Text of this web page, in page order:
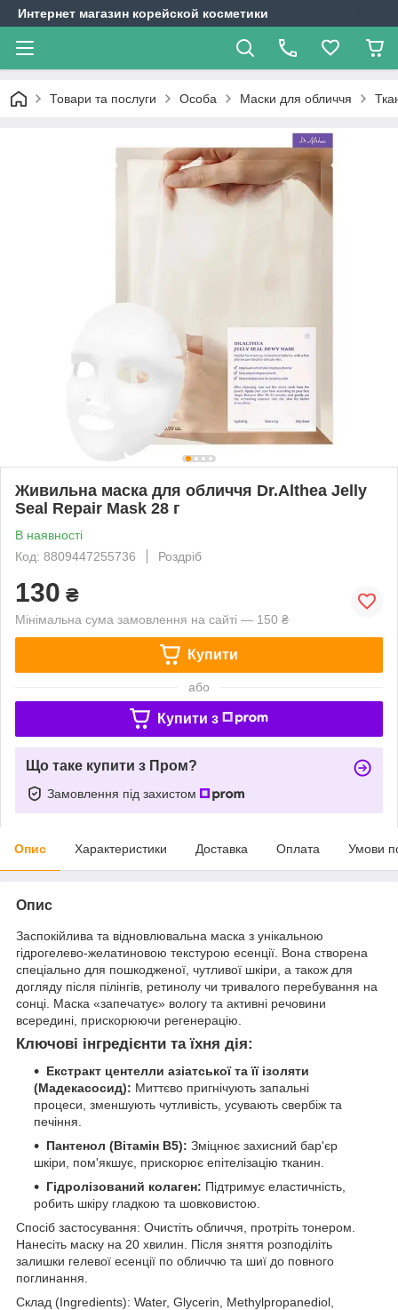
Интернет магазин корейской косметики
Товари та послуги Особа Маски для обличчя
Живильна маска для обличчя Dr.Althea Jelly
Seal Repair Mask 28 г
В наявності
Код: 8809447255736
Роздріб
130 ₴
Мінімальна сума замовлення на сайті — 150 ₴
Купити
або
Купити з
Що таке купити з Пром?
Замовлення під захистом
Опис Характеристики Доставка Оплата Умови
Опис
Заспокійлива та відновлювальна маска з унікальною
гідрогелево-желатиновою текстурою есенції. Вона створена
спеціально для пошкодженої, чутливої шкіри, а також для
догляду після пілінгів, ретинолу чи тривалого перебування на
сонці. Маска «запечатує» вологу та активні речовини
всередині, прискорюючи регенерацію.
Ключові інгредієнти та їхня дія:
Екстракт центелли азіатської та її ізоляти
(Мадекасосид): Миттєво пригнічують запальні
процеси, зменшують чутливість, усувають свербіж та
печіння.
Пантенол (Вітамін B5): Зміцнює захисний бар'єр
шкіри, пом'якшує, прискорює епітелізацію тканин.
Гідролізований колаген: Підтримує еластичність,
робить шкіру гладкою та шовковистою.
Спосіб застосування: Очистіть обличчя, протріть тонером.
Нанесіть маску на 20 хвилин. Після зняття розподіліть
залишки гелевої есенції по обличчю та шиї до повного
поглинання.
Склад (Ingredients): Water, Glycerin, Methylpropanediol,